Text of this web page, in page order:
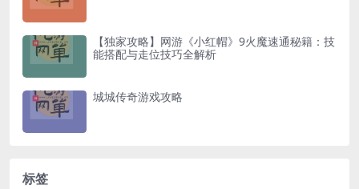
【独家攻略】网游《小红帽》9火魔速通秘籍：技
能搭配与走位技巧全解析
城城传奇游戏攻略
标签